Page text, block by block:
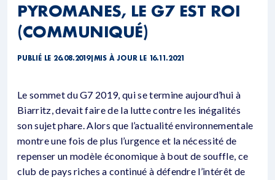
PYROMANES, LE G7 EST ROI
(COMMUNIQUÉ)
PUBLIÉ LE 26.08.2019| MIS À JOUR LE 16.11.2021
Le sommet du G7 2019, qui se termine aujourd’hui à
Biarritz, devait faire de la lutte contre les inégalités
son sujet phare. Alors que l’actualité environnementale
montre une fois de plus l’urgence et la nécessité de
repenser un modèle économique à bout de souffle, ce
club de pays riches a continué à défendre l’intérêt de